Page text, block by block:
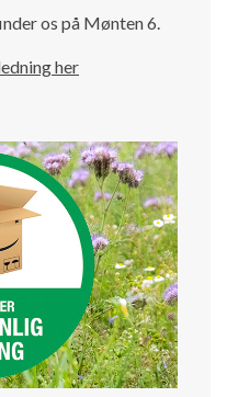
os på Mønten 6.
her